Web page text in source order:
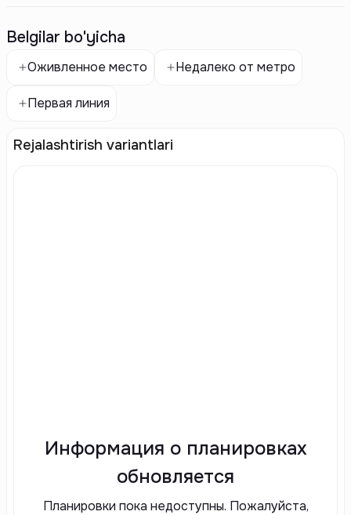
Belgilar bo'yicha
Оживленное место Недалеко от метро
Первая линия
Rejalashtirish variantlari
Информация о планировках
обновляется
Планировки пока недоступны. Пожалуйста,